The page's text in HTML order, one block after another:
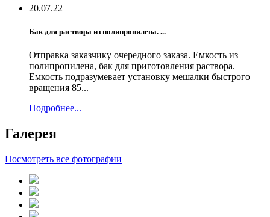
20.07.22
Бак для раствора из полипропилена. ...
Отправка заказчику очередного заказа. Емкость из
полипропилена, бак для приготовления раствора.
Емкость подразумевает установку мешалки быстрого
вращения 85...
Подробнее...
Галерея
Посмотреть все фотографии